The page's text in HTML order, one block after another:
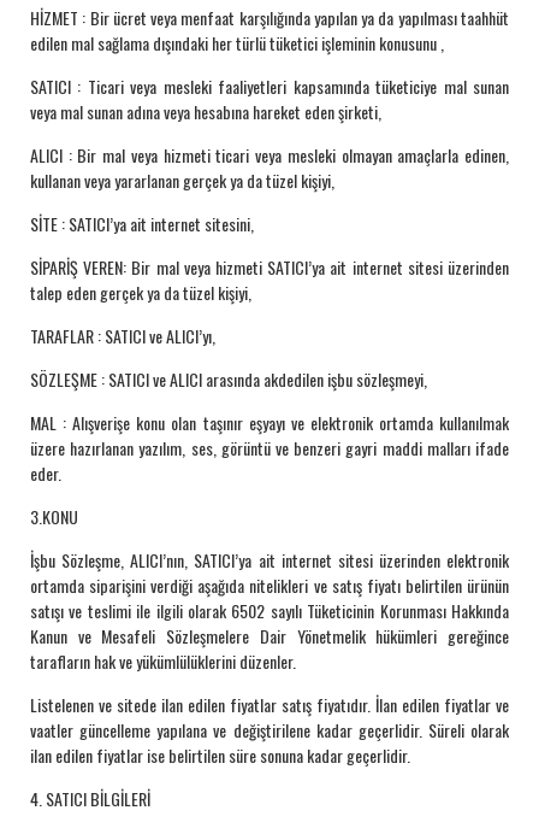
HİZMET : Bir ücret veya menfaat karşılığında yapılan ya da yapılması taahhüt
edilen mal sağlama dışındaki her türlü tüketici işleminin konusunu ,
SATICI : Ticari veya mesleki faaliyetleri kapsamında tüketiciye mal sunan
veya mal sunan adına veya hesabına hareket eden şirketi,
ALICI : Bir mal veya hizmeti ticari veya mesleki olmayan amaçlarla edinen,
kullanan veya yararlanan gerçek ya da tüzel kişiyi,
SİTE : SATICI’ya ait internet sitesini,
SİPARİŞ VEREN: Bir mal veya hizmeti SATICI’ya ait internet sitesi üzerinden
talep eden gerçek ya da tüzel kişiyi,
TARAFLAR : SATICI ve ALICI’yı,
SÖZLEŞME : SATICI ve ALICI arasında akdedilen işbu sözleşmeyi,
MAL : Alışverişe konu olan taşınır eşyayı ve elektronik ortamda kullanılmak
üzere hazırlanan yazılım, ses, görüntü ve benzeri gayri maddi malları ifade
eder.
3.KONU
İşbu Sözleşme, ALICI’nın, SATICI’ya ait internet sitesi üzerinden elektronik
ortamda siparişini verdiği aşağıda nitelikleri ve satış fiyatı belirtilen ürünün
satışı ve teslimi ile ilgili olarak 6502 sayılı Tüketicinin Korunması Hakkında
Kanun ve Mesafeli Sözleşmelere Dair Yönetmelik hükümleri gereğince
tarafların hak ve yükümlülüklerini düzenler.
Listelenen ve sitede ilan edilen fiyatlar satış fiyatıdır. İlan edilen fiyatlar ve
vaatler güncelleme yapılana ve değiştirilene kadar geçerlidir. Süreli olarak
ilan edilen fiyatlar ise belirtilen süre sonuna kadar geçerlidir.
4. SATICI BİLGİLERİ